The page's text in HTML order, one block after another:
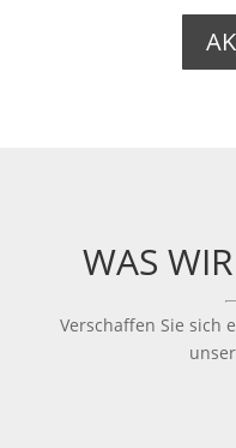
WAS
Verschaffen Sie sich